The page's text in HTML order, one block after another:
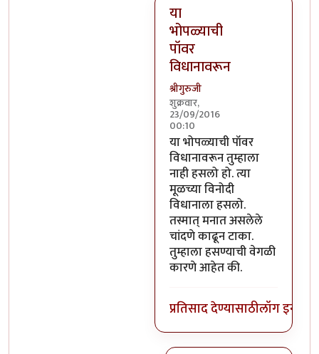
या
भोपळ्याची
पॉवर
विधानावरून
श्रीगुरुजी
शुक्रवार,
23/09/2016
00:10
In reply toवर सांगितलेला अर्थ
या भोपळ्याची पॉवर
विधानावरून तुम्हाला
नाही हसलो हो. त्या
मूळच्या विनोदी
विधानाला हसलो.
तस्मात् मनात असलेले
चांदणे काढून टाका.
तुम्हाला हसण्याची वेगळी
कारणे आहेत की.
प्रतिसाद देण्यासाठीलॉग इन करा